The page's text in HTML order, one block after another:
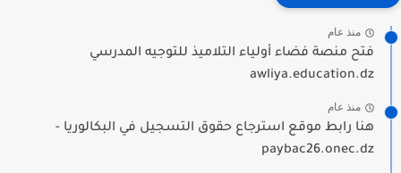
منذ عام
فتح منصة فضاء أولياء التلاميذ للتوجيه المدرسي
awliya.education.dz
منذ عام
هنا رابط موقع استرجاع حقوق التسجيل في البكالوريا -
paybac26.onec.dz